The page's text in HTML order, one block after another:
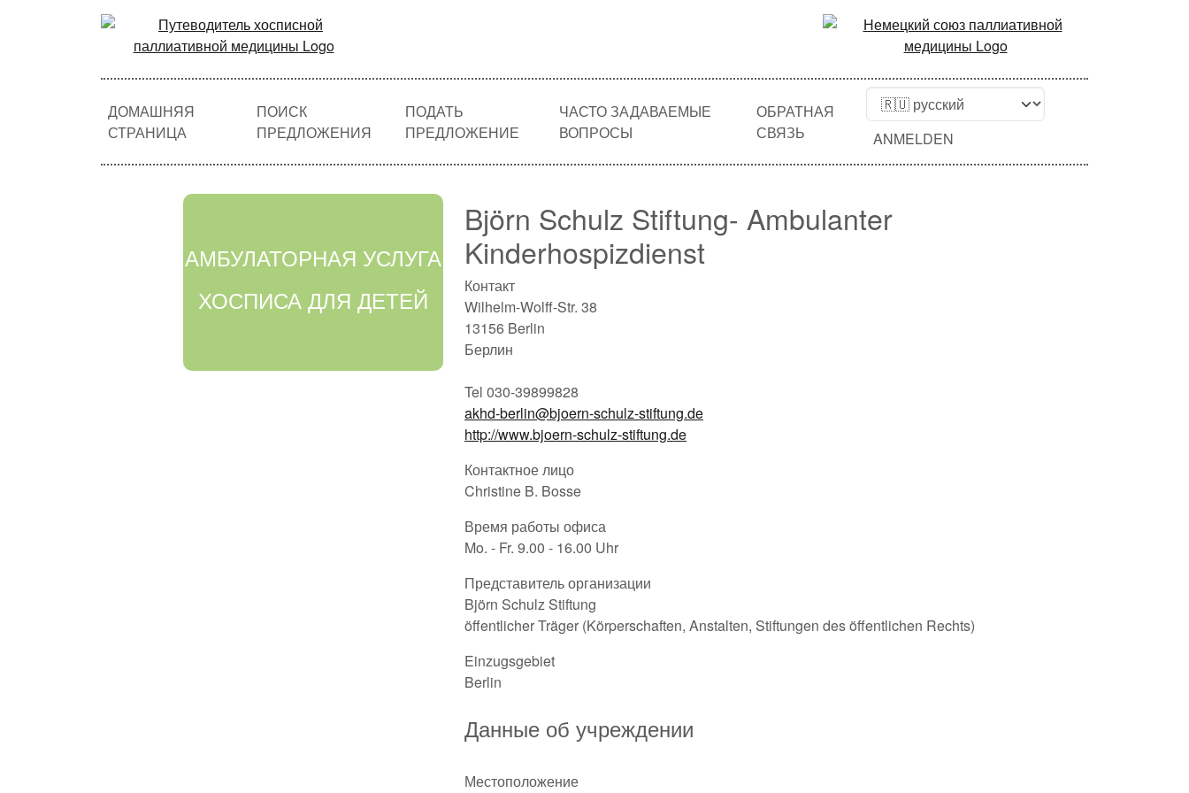
ДОМАШНЯЯ
СТРАНИЦА
ПОИСК
ПРЕДЛОЖЕНИЯ
ПОДАТЬ
ПРЕДЛОЖЕНИЕ
ЧАСТО ЗАДАВАЕМЫЕ
ВОПРОСЫ
ОБРАТНАЯ
СВЯЗЬ
ANMELDEN
АМБУЛАТОРНАЯ УСЛУГА
ХОСПИСА ДЛЯ ДЕТЕЙ
Björn Schulz Stiftung- Ambulanter
Kinderhospizdienst
Контакт
Wilhelm-Wolff-Str. 38
13156 Berlin
Берлин
Tel 030-39899828
akhd-berlin@bjoern-schulz-stiftung.de
http://www.bjoern-schulz-stiftung.de
Контактное лицо
Christine B. Bosse
Время работы офиса
Mo. - Fr. 9.00 - 16.00 Uhr
Представитель организации
Björn Schulz Stiftung
öffentlicher Träger (Körperschaften, Anstalten, Stiftungen des öffentlichen Rechts)
Einzugsgebiet
Berlin
Данные об учреждении
Местоположение